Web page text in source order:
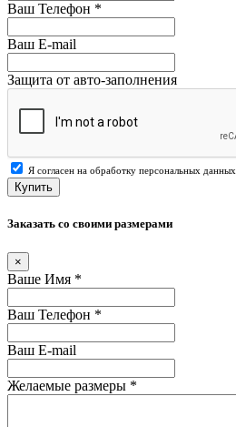
Ваш Телефон *
Ваш E-mail
Защита от авто-заполнения
Я согласен на обработку персональных данных
Купить
Заказать со своими размерами
×
Ваше Имя *
Ваш Телефон *
Ваш E-mail
Желаемые размеры *